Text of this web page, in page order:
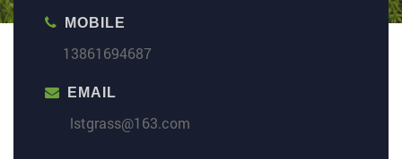
MOBILE
13861694687
EMAIL
lstgrass@163.com